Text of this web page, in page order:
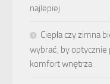
najlepiej
Ciepła czy zimna
wybrać, by
komfort wnętrza